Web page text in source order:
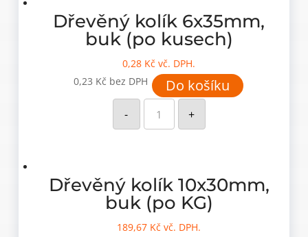
Dřevěný kolík 6x35mm,
buk (po kusech)
0,28 Kč vč. DPH.
0,23 Kč bez DPH Do košíku
-
Dřevěný
kolík
6x35mm,
buk
+
Dřevěný kolík 10x30mm,
buk (po KG)
189,67 Kč vč. DPH.